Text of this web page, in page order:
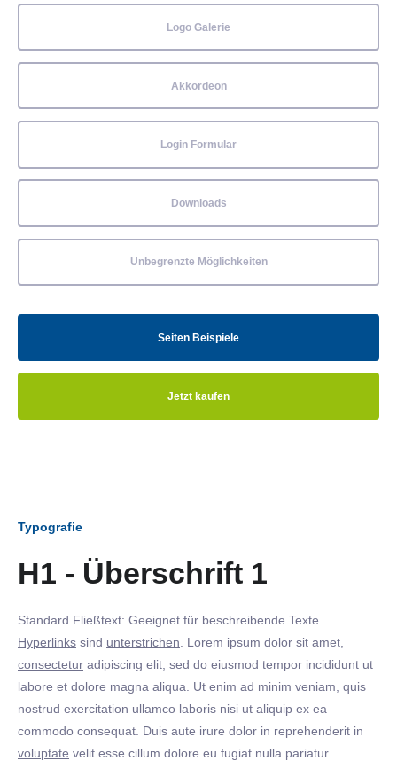
Logo Galerie
Akkordeon
Login Formular
Downloads
Unbegrenzte Möglichkeiten
Seiten Beispiele
Jetzt kaufen
Typografie
H1 - Überschrift 1
Standard Fließtext: Geeignet für beschreibende Texte.
Hyperlinks sind unterstrichen . Lorem ipsum dolor sit amet,
consectetur adipiscing elit, sed do eiusmod tempor incididunt ut
labore et dolore magna aliqua. Ut enim ad minim veniam, quis
nostrud exercitation ullamco laboris nisi ut aliquip ex ea
commodo consequat. Duis aute irure dolor in reprehenderit in
voluptate velit esse cillum dolore eu fugiat nulla pariatur.